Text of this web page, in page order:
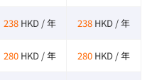
238 HKD / 年 238 HKD / 年
280 HKD / 年 280 HKD / 年